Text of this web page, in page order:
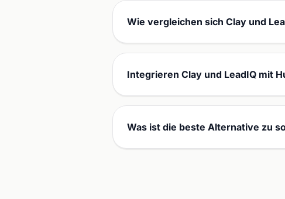
Wie vergleichen sich Clay und
Integrieren Clay und LeadIQ mit
Was ist die beste Alternative zu